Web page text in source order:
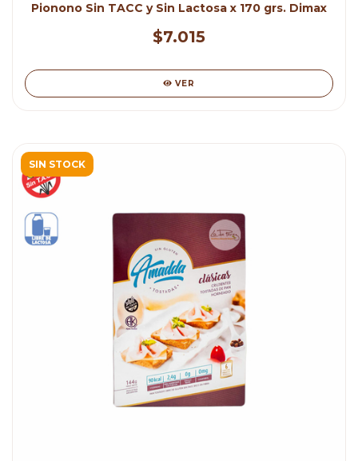
Pionono Sin TACC y Sin Lactosa x 170 grs. Dimax
$7.015
VER
SIN STOCK